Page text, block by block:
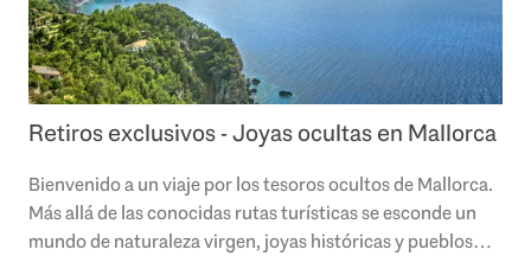
Retiros exclusivos - Joyas ocultas en Mallorca
Bienvenido a un viaje por los tesoros ocultos de Mallorca.
Más allá de las conocidas rutas turísticas se esconde un
mundo de naturaleza virgen, joyas históricas y pueblos